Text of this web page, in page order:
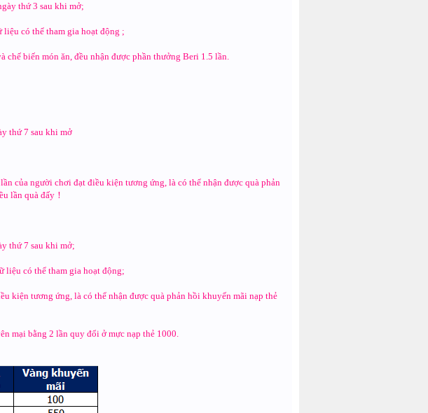
thứ 3 sau khi mở;
có thể tham gia hoạt động ;
biến món ăn, đều nhận được phần thưởng Beri 1.5 lần.
thứ 7 sau khi mở
của người chơi đạt điều kiện tương ứng, là có thể nhận được quà phản
lần quà đấy！
thứ 7 sau khi mở;
liệu có thể tham gia hoạt động;
kiện tương ứng, là có thể nhận được quà phản hồi khuyến mãi nạp thẻ
mại bằng 2 lần quy đổi ở mực nạp thẻ 1000.